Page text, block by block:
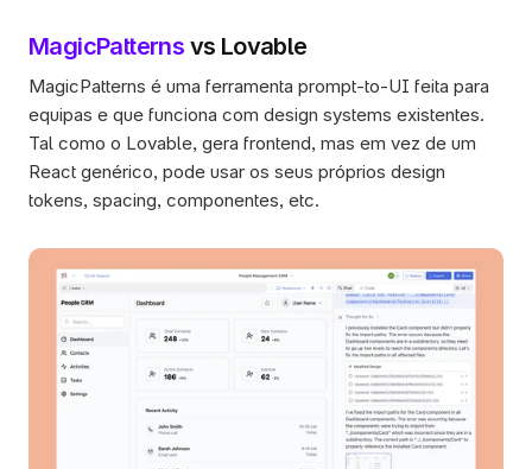
MagicPatterns vs Lovable
MagicPatterns é uma ferramenta prompt-to-UI feita para
equipas e que funciona com design systems existentes.
Tal como o Lovable, gera frontend, mas em vez de um
React genérico, pode usar os seus próprios design
tokens, spacing, componentes, etc.